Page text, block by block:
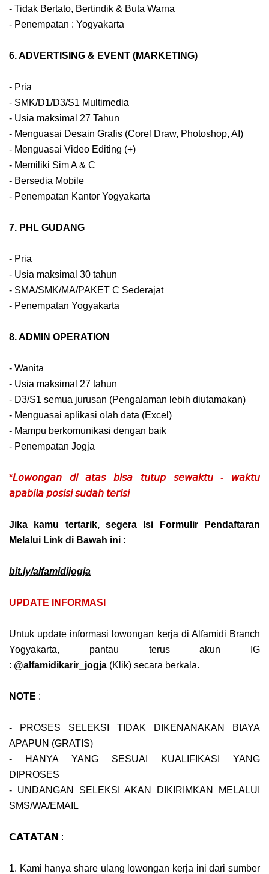
- Tidak Bertato, Bertindik & Buta Warna
- Penempatan : Yogyakarta
6. ADVERTISING & EVENT (MARKETING)
- Pria
- SMK/D1/D3/S1 Multimedia
- Usia maksimal 27 Tahun
- Menguasai Desain Grafis (Corel Draw, Photoshop, AI)
- Menguasai Video Editing (+)
- Memiliki Sim A & C
- Bersedia Mobile
- Penempatan Kantor Yogyakarta
7. PHL GUDANG
- Pria
- Usia maksimal 30 tahun
- SMA/SMK/MA/PAKET C Sederajat
- Penempatan Yogyakarta
8. ADMIN OPERATION
- Wanita
- Usia maksimal 27 tahun
- D3/S1 semua jurusan (Pengalaman lebih diutamakan)
- Menguasai aplikasi olah data (Excel)
- Mampu berkomunikasi dengan baik
- Penempatan Jogja
*𝘓𝘰𝘸𝘰𝘯𝘨𝘢𝘯 𝘥𝘪 𝘢𝘵𝘢𝘴 𝘣𝘪𝘴𝘢 𝘵𝘶𝘵𝘶𝘱 𝘴𝘦𝘸𝘢𝘬𝘵𝘶 - 𝘸𝘢𝘬𝘵𝘶
𝘢𝘱𝘢𝘣𝘪𝘭𝘢 𝘱𝘰𝘴𝘪𝘴𝘪 𝘴𝘶𝘥𝘢𝘩 𝘵𝘦𝘳𝘪𝘴𝘪
Jika kamu tertarik, segera Isi Formulir Pendaftaran
Melalui Link di Bawah ini :
bit.ly/alfamidijogja
UPDATE INFORMASI
Untuk update informasi lowongan kerja di Alfamidi Branch
Yogyakarta, pantau terus akun IG
: @alfamidikarir_jogja (Klik) secara berkala.
NOTE :
- PROSES SELEKSI TIDAK DIKENANAKAN BIAYA
APAPUN (GRATIS)
- HANYA YANG SESUAI KUALIFIKASI YANG
DIPROSES
- UNDANGAN SELEKSI AKAN DIKIRIMKAN MELALUI
SMS/WA/EMAIL
𝗖𝗔𝗧𝗔𝗧𝗔𝗡 :
1. Kami hanya share ulang lowongan kerja ini dari sumber